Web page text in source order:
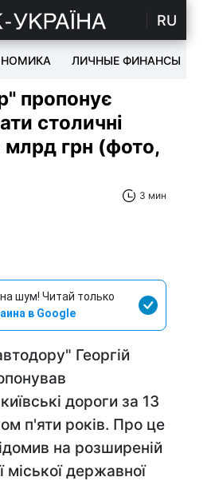
RU
ЛИЧНЫЕ ФИНАНСЫ
пропонує
столичні
млрд грн (фото,
3 мин
шум! Читай только
в Google
Георгій
дороги за 13
п'яти років. Про це
на розширеній
міської державної